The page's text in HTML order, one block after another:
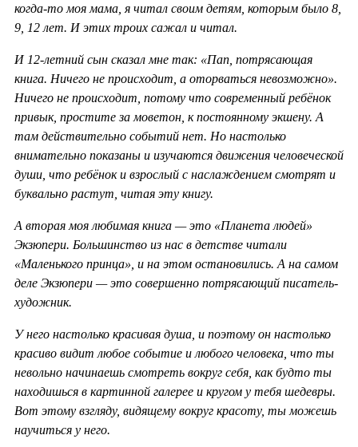
когда-то моя мама, я читал своим детям, которым было 8,
9, 12 лет. И этих троих сажал и читал.
И 12-летний сын сказал мне так: «Пап, потрясающая
книга. Ничего не происходит, а оторваться невозможно».
Ничего не происходит, потому что современный ребёнок
привык, простите за моветон, к постоянному экшену. А
там действительно событий нет. Но настолько
внимательно показаны и изучаются движения человеческой
души, что ребёнок и взрослый с наслаждением смотрят и
буквально растут, читая эту книгу.
А вторая моя любимая книга — это «Планета людей»
Экзюпери. Большинство из нас в детстве читали
«Маленького принца», и на этом остановились. А на самом
деле Экзюпери — это совершенно потрясающий писатель-
художник.
У него настолько красивая душа, и поэтому он настолько
красиво видит любое событие и любого человека, что ты
невольно начинаешь смотреть вокруг себя, как будто ты
находишься в картинной галерее и кругом у тебя шедевры.
Вот этому взгляду, видящему вокруг красоту, ты можешь
научиться у него.